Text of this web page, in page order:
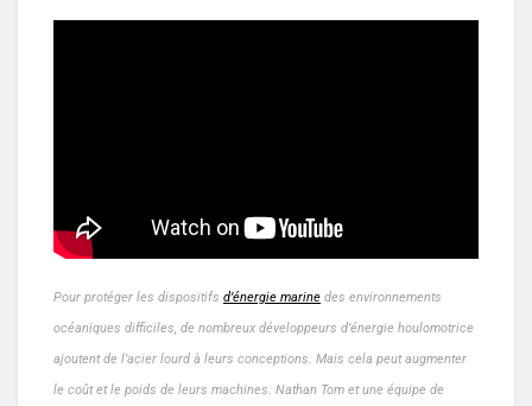
Pour protéger les dispositifs d’énergie marine des environnements
océaniques difficiles, de nombreux développeurs d’énergie houlomotrice
ajoutent de l’acier lourd à leurs conceptions. Mais cela peut augmenter
le coût et le poids de leurs machines. Nathan Tom et une équipe de